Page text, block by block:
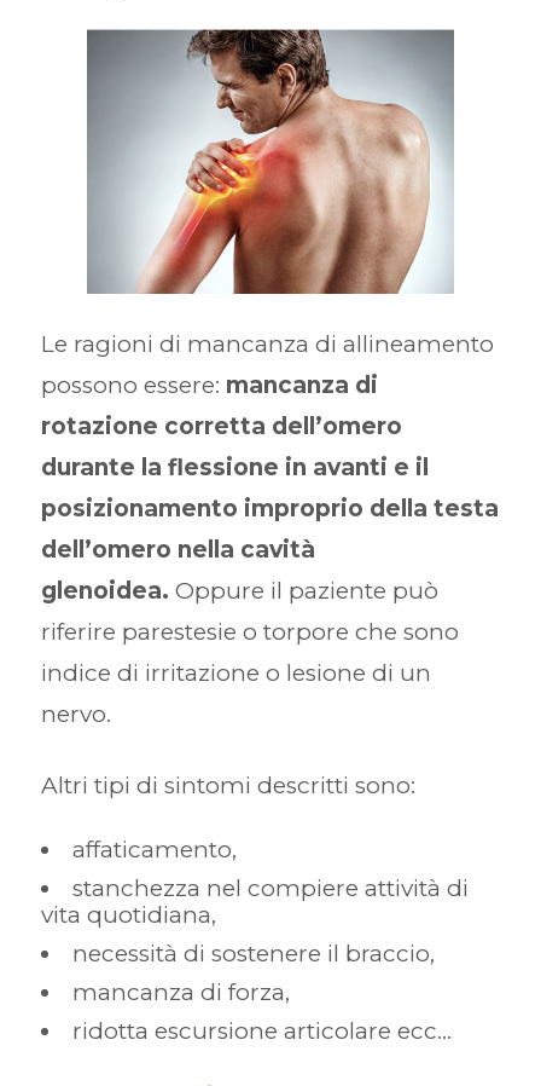
Le ragioni di mancanza di allineamento
possono essere: mancanza di
rotazione corretta dell’omero
durante la flessione in avanti e il
posizionamento improprio della testa
dell’omero nella cavità
glenoidea. Oppure il paziente può
riferire parestesie o torpore che sono
indice di irritazione o lesione di un
nervo.
Altri tipi di sintomi descritti sono:
affaticamento,
stanchezza nel compiere attività di
vita quotidiana,
necessità di sostenere il braccio,
mancanza di forza,
ridotta escursione articolare ecc…